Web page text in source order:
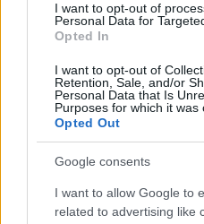
I want to opt-out of
Personal Data for
Opted In
I want to opt-out of
Retention, Sale, and/or
Personal Data that Is
Purposes for which it was
Opted Out
Google consents
I want to allow Google to
related to advertising like
Απέναντι σε ισχυρούς
FARCOM δεν επιχείρησε ποτέ
Αντιθέτως, αξιοποίησε αυτό
αποκτήσει ένας μεγάλος